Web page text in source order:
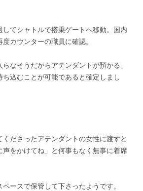
てシャトルで搭乗ゲートへ移動。国内
カウンターの職員に確認。
らなそうだからアテンダントが預かる」
ち込むことが可能であると確定しまし
ださったアテンダントの女性に渡すと
声をかけてね」と何事もなく無事に着席
ースで保管して下さったようです。